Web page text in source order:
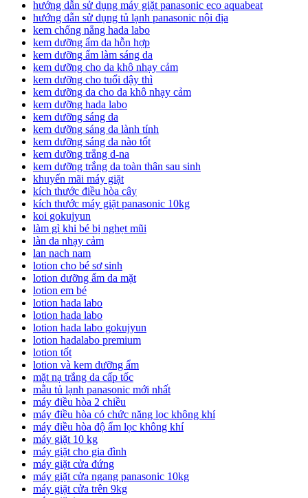
hướng dẫn sử dụng máy giặt panasonic eco aquabeat
hướng dẫn sử dụng tủ lạnh panasonic nội địa
kem chống nắng hada labo
kem dưỡng ẩm da hỗn hợp
kem dưỡng ẩm làm sáng da
kem dưỡng cho da khô nhạy cảm
kem dưỡng cho tuổi dậy thì
kem dưỡng da cho da khô nhạy cảm
kem dưỡng hada labo
kem dưỡng sáng da
kem dưỡng sáng da lành tính
kem dưỡng sáng da nào tốt
kem dưỡng trắng d-na
kem dưỡng trắng da toàn thân sau sinh
khuyến mãi máy giặt
kích thước điều hòa cây
kích thước máy giặt panasonic 10kg
koi gokujyun
làm gì khi bé bị nghẹt mũi
làn da nhạy cảm
lan nach nam
lotion cho bé sơ sinh
lotion dưỡng ẩm da mặt
lotion em bé
lotion hada labo
lotion hada labo
lotion hada labo gokujyun
lotion hadalabo premium
lotion tốt
lotion và kem dưỡng ẩm
mặt nạ trắng da cấp tốc
mẫu tủ lạnh panasonic mới nhất
máy điều hòa 2 chiều
máy điều hòa có chức năng lọc không khí
máy điều hòa độ ẩm lọc không khí
máy giặt 10 kg
máy giặt cho gia đình
máy giặt cửa đứng
máy giặt cửa ngang panasonic 10kg
máy giặt cửa trên 9kg